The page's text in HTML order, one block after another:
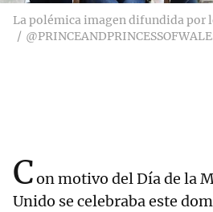
La polémica imagen difundida por
Con motivo del Día de la
Unido se celebraba este